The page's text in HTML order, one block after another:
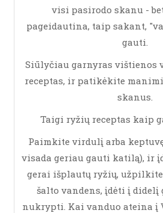
visi pasirodo skanu -
pageidautina, taip sakant,
gauti.
Siūlyčiau garnyras vištienos
receptas, ir patikėkite
skanus.
Taigi ryžių receptas kaip
Paimkite virdulį arba
visada geriau gauti katilą), ir
gerai išplautų ryžių,
šalto vandens, įdėti į didelį
nukrypti. Kai vanduo ateina į